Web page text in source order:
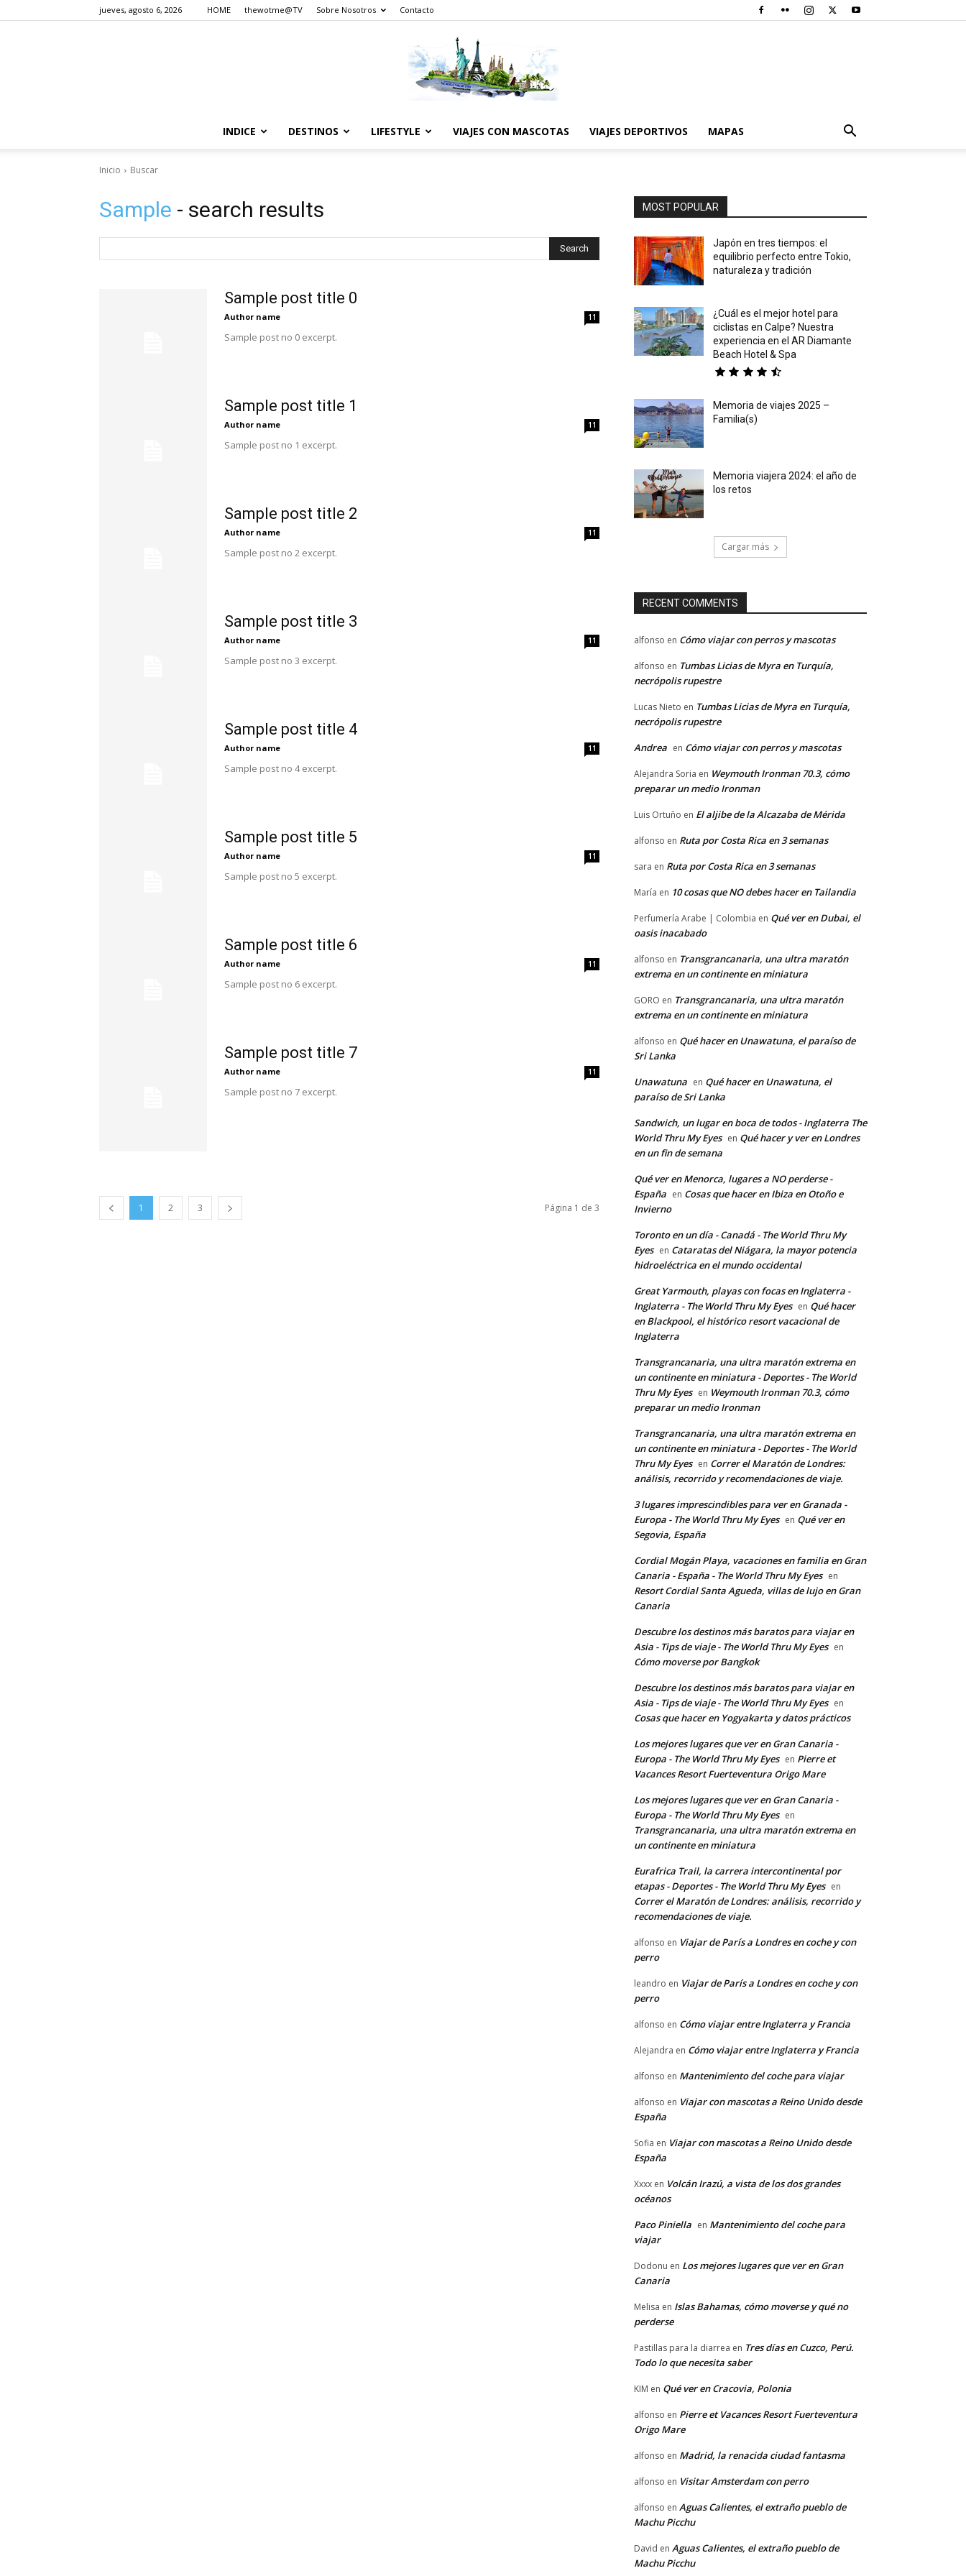
jueves, agosto 6, 2026 HOME thewotme@TV Sobre Nosotros Contacto
World
INDICE DESTINOS LIFESTYLE VIAJES CON MASCOTAS VIAJES DEPORTIVOS MAPAS
Inicio Buscar
Sample - search results
Search
Sample post title 0
Author name 11
Sample post no 0 excerpt.
Sample post title 1
Author name 11
Sample post no 1 excerpt.
Sample post title 2
Author name 11
Sample post no 2 excerpt.
Sample post title 3
Author name 11
Sample post no 3 excerpt.
Sample post title 4
Author name 11
Sample post no 4 excerpt.
Sample post title 5
Author name 11
Sample post no 5 excerpt.
Sample post title 6
Author name 11
Sample post no 6 excerpt.
Sample post title 7
Author name 11
Sample post no 7 excerpt.
1 2 3 Página 1 de 3
MOST POPULAR
Japón en tres tiempos: el
equilibrio perfecto entre Tokio,
naturaleza y tradición
¿Cuál es el mejor hotel para
ciclistas en Calpe? Nuestra
experiencia en el AR Diamante
Beach Hotel & Spa
Memoria de viajes 2025 –
Familia(s)
Memoria viajera 2024: el año de
los retos
Cargar más
RECENT COMMENTS
alfonso en Cómo viajar con perros y mascotas
alfonso en Tumbas Licias de Myra en Turquía,
necrópolis rupestre
Lucas Nieto en Tumbas Licias de Myra en Turquía,
necrópolis rupestre
Andrea en Cómo viajar con perros y mascotas
Alejandra Soria en Weymouth Ironman 70.3, cómo
preparar un medio Ironman
Luis Ortuño en El aljibe de la Alcazaba de Mérida
alfonso en Ruta por Costa Rica en 3 semanas
sara en Ruta por Costa Rica en 3 semanas
María en 10 cosas que NO debes hacer en Tailandia
Perfumería Arabe | Colombia en Qué ver en Dubai, el
oasis inacabado
alfonso en Transgrancanaria, una ultra maratón
extrema en un continente en miniatura
GORO en Transgrancanaria, una ultra maratón
extrema en un continente en miniatura
alfonso en Qué hacer en Unawatuna, el paraíso de
Sri Lanka
Unawatuna en Qué hacer en Unawatuna, el
paraíso de Sri Lanka
Sandwich, un lugar en boca de todos - Inglaterra The
World Thru My Eyes en Qué hacer y ver en Londres
en un fin de semana
Qué ver en Menorca, lugares a NO perderse -
España en Cosas que hacer en Ibiza en Otoño e
Invierno
Toronto en un día - Canadá - The World Thru My
Eyes en Cataratas del Niágara, la mayor potencia
hidroeléctrica en el mundo occidental
Great Yarmouth, playas con focas en Inglaterra -
Inglaterra - The World Thru My Eyes en Qué hacer
en Blackpool, el histórico resort vacacional de
Inglaterra
Transgrancanaria, una ultra maratón extrema en
un continente en miniatura - Deportes - The World
Thru My Eyes en Weymouth Ironman 70.3, cómo
preparar un medio Ironman
Transgrancanaria, una ultra maratón extrema en
un continente en miniatura - Deportes - The World
Thru My Eyes en Correr el Maratón de Londres:
análisis, recorrido y recomendaciones de viaje.
3 lugares imprescindibles para ver en Granada -
Europa - The World Thru My Eyes en Qué ver en
Segovia, España
Cordial Mogán Playa, vacaciones en familia en Gran
Canaria - España - The World Thru My Eyes en
Resort Cordial Santa Agueda, villas de lujo en Gran
Canaria
Descubre los destinos más baratos para viajar en
Asia - Tips de viaje - The World Thru My Eyes en
Cómo moverse por Bangkok
Descubre los destinos más baratos para viajar en
Asia - Tips de viaje - The World Thru My Eyes en
Cosas que hacer en Yogyakarta y datos prácticos
Los mejores lugares que ver en Gran Canaria -
Europa - The World Thru My Eyes en Pierre et
Vacances Resort Fuerteventura Origo Mare
Los mejores lugares que ver en Gran Canaria -
Europa - The World Thru My Eyes en
Transgrancanaria, una ultra maratón extrema en
un continente en miniatura
Eurafrica Trail, la carrera intercontinental por
etapas - Deportes - The World Thru My Eyes en
Correr el Maratón de Londres: análisis, recorrido y
recomendaciones de viaje.
alfonso en Viajar de París a Londres en coche y con
perro
leandro en Viajar de París a Londres en coche y con
perro
alfonso en Cómo viajar entre Inglaterra y Francia
Alejandra en Cómo viajar entre Inglaterra y Francia
alfonso en Mantenimiento del coche para viajar
alfonso en Viajar con mascotas a Reino Unido desde
España
Sofia en Viajar con mascotas a Reino Unido desde
España
Xxxx en Volcán Irazú, a vista de los dos grandes
océanos
Paco Piniella en Mantenimiento del coche para
viajar
Dodonu en Los mejores lugares que ver en Gran
Canaria
Melisa en Islas Bahamas, cómo moverse y qué no
perderse
Pastillas para la diarrea en Tres días en Cuzco, Perú.
Todo lo que necesita saber
KIM en Qué ver en Cracovia, Polonia
alfonso en Pierre et Vacances Resort Fuerteventura
Origo Mare
alfonso en Madrid, la renacida ciudad fantasma
alfonso en Visitar Amsterdam con perro
alfonso en Aguas Calientes, el extraño pueblo de
Machu Picchu
David en Aguas Calientes, el extraño pueblo de
Machu Picchu